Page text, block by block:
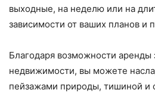
выходные, на неделю или на
зависимости от ваших планов и
Благодаря возможности аренды
недвижимости, вы можете
пейзажами природы, тишиной и